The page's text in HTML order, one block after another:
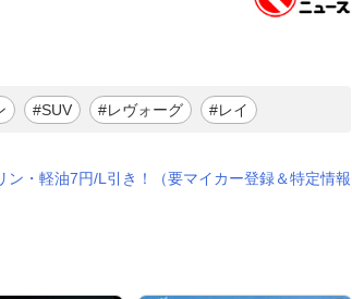
#SUV #レヴォーグ #レイ
ン・軽油7円/L引き！（要マイカー登録＆特定情報